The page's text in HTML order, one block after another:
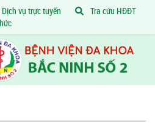
Dịch vụ trực tuyến
Tra cứu HĐĐT